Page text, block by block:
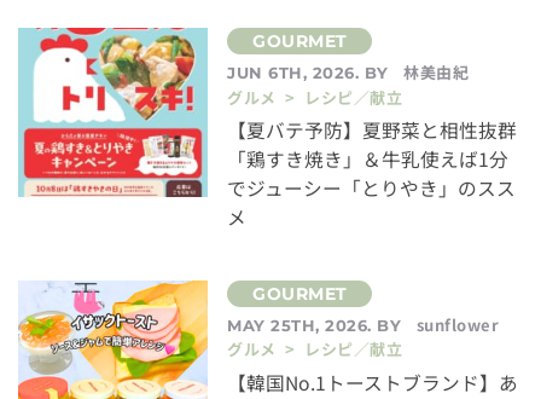
JUN 6TH, 2026. BY
林美由紀
グルメ > レシピ／献立
【夏バテ予防】夏野菜と相性抜群
「鶏すき焼き」＆牛乳使えば1分
でジューシー「とりやき」のスス
メ
MAY 25TH, 2026. BY
sunflower
グルメ > レシピ／献立
【韓国No.1トーストブランド】あ